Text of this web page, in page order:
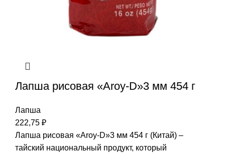
Лапша рисовая «Aroy-D»3 мм 454 г
Лапша
222,75 ₽
Лапша рисовая «Aroy-D»3 мм 454 г (Китай) –
тайский национальный продукт, который